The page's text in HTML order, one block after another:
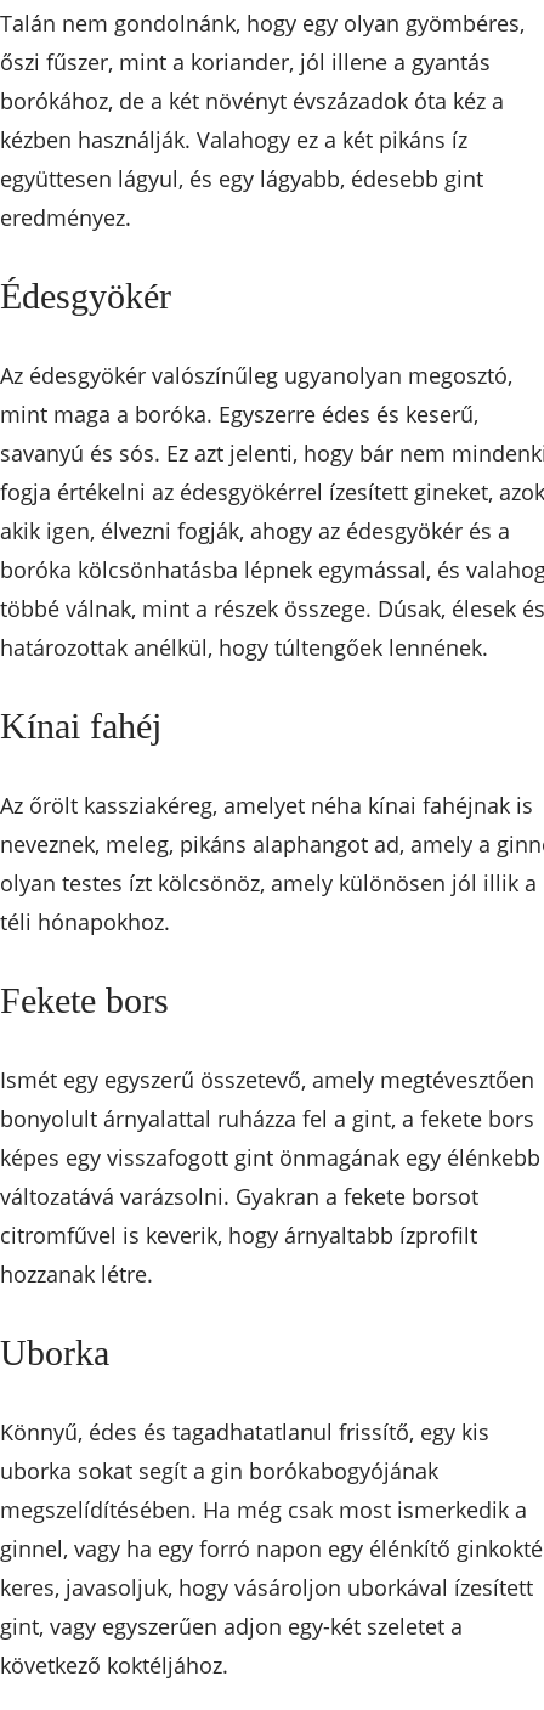
Talán nem gondolnánk, hogy egy olyan gyömbéres,
őszi fűszer, mint a koriander, jól illene a gyantás
borókához, de a két növényt évszázadok óta kéz a
kézben használják. Valahogy ez a két pikáns íz
együttesen lágyul, és egy lágyabb, édesebb gint
eredményez.
Édesgyökér
Az édesgyökér valószínűleg ugyanolyan megosztó,
mint maga a boróka. Egyszerre édes és keserű,
savanyú és sós. Ez azt jelenti, hogy bár nem
fogja értékelni az édesgyökérrel ízesített gineket,
akik igen, élvezni fogják, ahogy az édesgyökér és a
boróka kölcsönhatásba lépnek egymással, és
többé válnak, mint a részek összege. Dúsak, élesek és
határozottak anélkül, hogy túltengőek lennének.
Kínai fahéj
Az őrölt kassziakéreg, amelyet néha kínai fahéjnak is
neveznek, meleg, pikáns alaphangot ad, amely a
olyan testes ízt kölcsönöz, amely különösen jól illik a
téli hónapokhoz.
Fekete bors
Ismét egy egyszerű összetevő, amely megtévesztően
bonyolult árnyalattal ruházza fel a gint, a fekete bors
képes egy visszafogott gint önmagának egy élénkebb
változatává varázsolni. Gyakran a fekete borsot
citromfűvel is keverik, hogy árnyaltabb ízprofilt
hozzanak létre.
Uborka
Könnyű, édes és tagadhatatlanul frissítő, egy kis
uborka sokat segít a gin borókabogyójának
megszelídítésében. Ha még csak most ismerkedik a
ginnel, vagy ha egy forró napon egy élénkítő
keres, javasoljuk, hogy vásároljon uborkával ízesített
gint, vagy egyszerűen adjon egy-két szeletet a
következő koktéljához.